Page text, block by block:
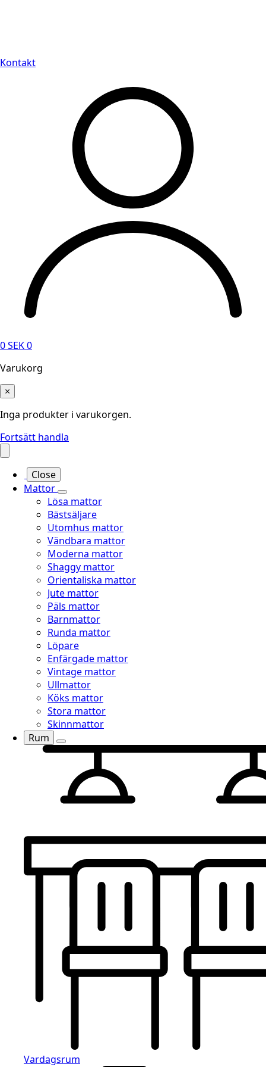
Kontakt
0SEK0
Varukorg
×
Inga produkter i varukorgen.
Fortsätt handla
Close
Mattor
Lösa mattor
Bästsäljare
Utomhus mattor
Vändbara mattor
Moderna mattor
Shaggy mattor
Orientaliska mattor
Jute mattor
Päls mattor
Barnmattor
Runda mattor
Löpare
Enfärgade mattor
Vintage mattor
Ullmattor
Köks mattor
Stora mattor
Skinnmattor
Rum
Vardagsrum